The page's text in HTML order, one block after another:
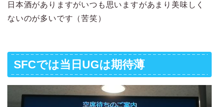
日本酒がありますがいつも思いますがあまり美味しく
ないのが多いです（苦笑）
SFCでは当日UGは期待薄